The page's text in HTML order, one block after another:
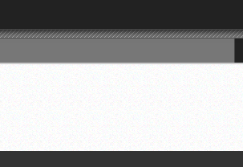
και παρατηρητών ΕΠΣΑ